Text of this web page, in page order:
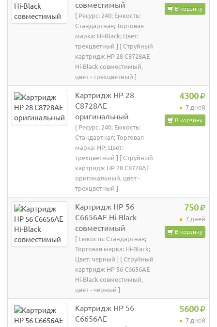
совместимый
[ Ресурс: 240; Емкость:
Стандартная; Торговая
марка: Hi-Black; Цвет:
трехцветный ] [ Струйный
картридж HP 28 C8728AE
Hi-Black совместимый,
цвет - трехцветный ]
В корзину
Картридж HP 28
C8728AE
оригинальный
[ Ресурс: 240; Емкость:
Стандартная; Торговая
марка: HP; Цвет:
трехцветный ] [ Струйный
картридж HP 28 C8728AE
оригинальный, цвет -
трехцветный ]
4300
7 дней
В корзину
Картридж HP 56
C6656AE Hi-Black
совместимый
[ Емкость: Стандартная;
Торговая марка: Hi-Black;
Цвет: черный ] [ Струйный
картридж HP 56 C6656AE
Hi-Black совместимый,
цвет - черный ]
750
7 дней
В корзину
Картридж HP 56
C6656AE
5600
7 дней